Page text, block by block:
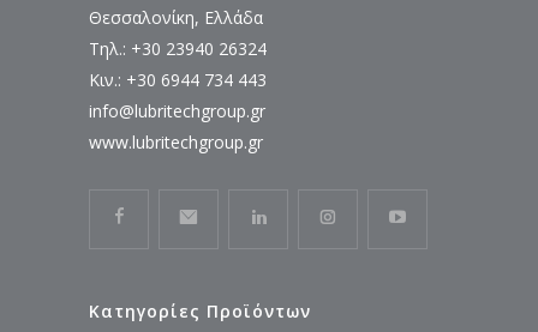
Θεσσαλονίκη, Ελλάδα
Τηλ.: +30 23940 26324
Κιν.: +30 6944 734 443
info@lubritechgroup.gr
www.lubritechgroup.gr
Κατηγορίες Προϊόντων